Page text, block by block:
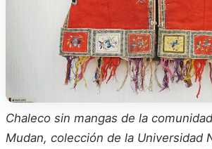
Chaleco sin mangas de la
Mudan, colección de la Universidad